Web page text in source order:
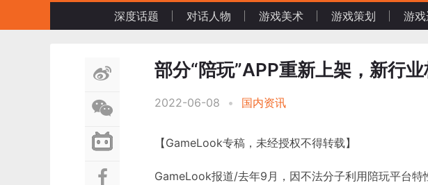
深度话题
对话人物 游戏美术 游戏策划 游
部分“陪玩”APP重新上架，新行
2022-06-08 • 国内资讯
【GameLook专稿，未经授权不得转载】
GameLook报道/去年9月，因不法分子利用陪玩平台特